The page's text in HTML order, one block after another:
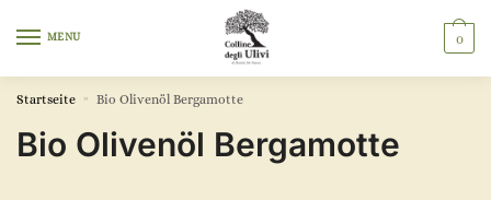
MENU 0
Startseite » Bio Olivenöl Bergamotte
Bio Olivenöl Bergamotte